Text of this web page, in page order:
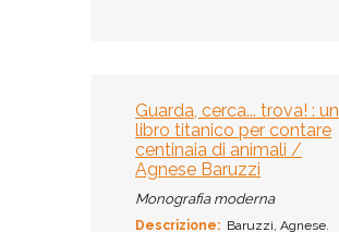
Guarda, cerca... trova! : un
libro titanico per contare
centinaia di animali /
Agnese Baruzzi
Monografia moderna
Descrizione: Baruzzi, Agnese.